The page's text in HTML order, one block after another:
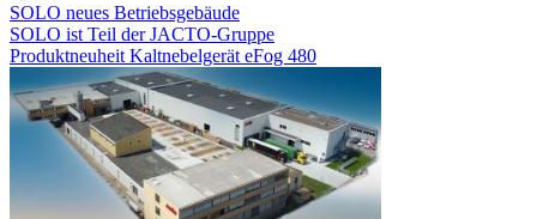
SOLO neues Betriebsgebäude
SOLO ist Teil der JACTO-Gruppe
Produktneuheit Kaltnebelgerät eFog 480